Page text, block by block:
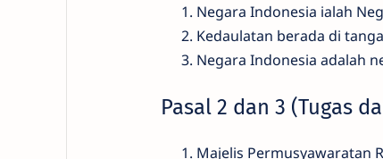
Negara Indonesia ialah
Kedaulatan berada di
Negara Indonesia adalah
Pasal 2 dan 3 (Tugas
Majelis Permusyawaratan